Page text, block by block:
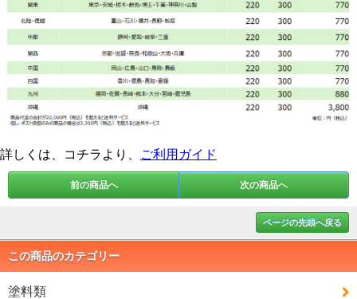
詳しくは、コチラより、 ご利用ガイド
前の商品へ 次の商品へ
ページの先頭へ戻る
この商品のカテゴリー
塗料類